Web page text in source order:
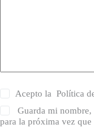
Acepto laPolítica
Guarda mi
para la próxima vez que